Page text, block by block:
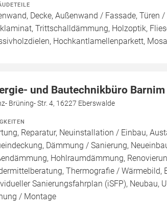
Decke, Außenwand / Fassade, Türen
Trittschalldämmung, Holzoptik,
Hochkantlamellenparkett,
und Bautechnikbüro Barnim
Brüning- Str. 4, 16227 Eberswalde
Reparatur, Neuinstallation / Einbau,
Dämmung / Sanierung,
Hohlraumdämmung,
Thermografie / Wärmebild,
Sanierungsfahrplan (iSFP), Neubau,
/ Montage